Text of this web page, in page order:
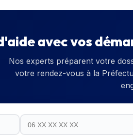
avec vos
Nos experts préparent votre
votre rendez-vous à la